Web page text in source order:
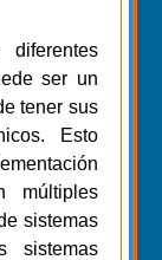
ser un
tener sus
Esto
múltiples
sistemas
sistemas